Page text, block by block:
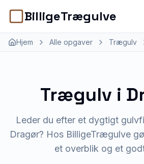
BilligeTrægulve
Hjem Alle opgaver Trægulv
Trægulv i
Leder du efter et dygtigt
Dragør? Hos BilligeTrægulve
et overblik og et